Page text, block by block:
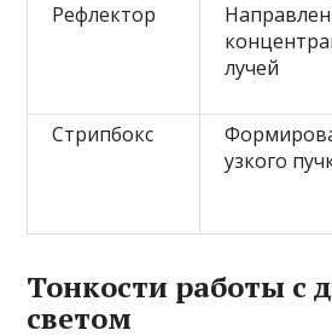
Рефлектор
лучей
Стрипбокс
узкого
Тонкости работы с
светом